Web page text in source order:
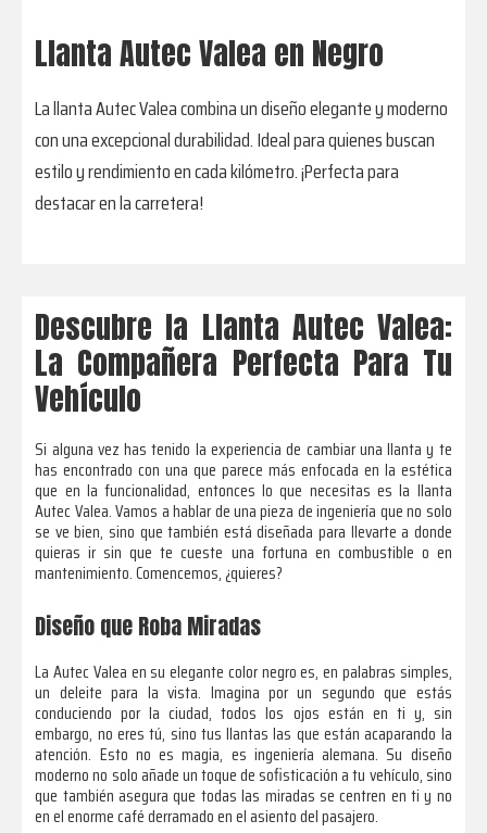
Llanta Autec Valea en Negro
La llanta Autec Valea combina un diseño elegante y moderno
con una excepcional durabilidad. Ideal para quienes buscan
estilo y rendimiento en cada kilómetro. ¡Perfecta para
destacar en la carretera!
Descubre la Llanta Autec Valea:
La Compañera Perfecta Para Tu
Vehículo
Si alguna vez has tenido la experiencia de cambiar una llanta y te
has encontrado con una que parece más enfocada en la estética
que en la funcionalidad, entonces lo que necesitas es la llanta
Autec Valea. Vamos a hablar de una pieza de ingeniería que no solo
se ve bien, sino que también está diseñada para llevarte a donde
quieras ir sin que te cueste una fortuna en combustible o en
mantenimiento. Comencemos, ¿quieres?
Diseño que Roba Miradas
La Autec Valea en su elegante color negro es, en palabras simples,
un deleite para la vista. Imagina por un segundo que estás
conduciendo por la ciudad, todos los ojos están en ti y, sin
embargo, no eres tú, sino tus llantas las que están acaparando la
atención. Esto no es magia, es ingeniería alemana. Su diseño
moderno no solo añade un toque de sofisticación a tu vehículo, sino
que también asegura que todas las miradas se centren en ti y no
en el enorme café derramado en el asiento del pasajero.